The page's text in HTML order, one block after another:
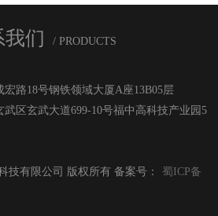
我们 / PRODUCTS
路18号钢铁领域大厦A座13B05层
区玄武大道699-10号福中高科技产业园5
技有限公司 版权所有 备案号：
蜀ICP备